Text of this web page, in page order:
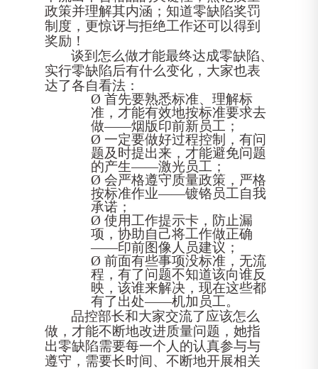
政策并理解其内涵；知道零缺陷奖罚
制度，更惊讶与拒绝工作还可以得到
奖励！
谈到怎么做才能最终达成零缺陷、
实行零缺陷后有什么变化，大家也表
达了各自看法：
Ø 首先要熟悉标准、理解标
准，才能有效地按标准要求去
做——烟版印前新员工；
Ø 一定要做好过程控制，有问
题及时提出来，才能避免问题
的产生——激光员工；
Ø 会严格遵守质量政策，严格
按标准作业——镀铬员工自我
承诺；
Ø 使用工作提示卡，防止漏
项，协助自己将工作做正确
——印前图像人员建议；
Ø 前面有些事项没标准，无流
程，有了问题不知道该向谁反
映，该谁来解决，现在这些都
有了出处——机加员工。
品控部长和大家交流了应该怎么
做，才能不断地改进质量问题，她指
出零缺陷需要每一个人的认真参与与
遵守，需要长时间、不断地开展相关